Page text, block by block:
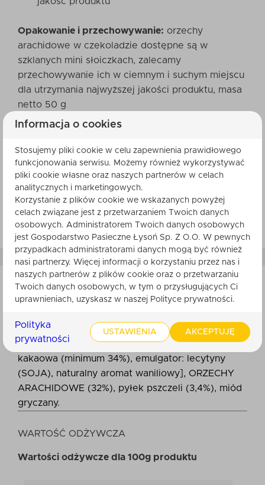
Opakowanie i przechowywanie: orzechy
arachidowe w czekoladzie dostępne są w
szklanych mini słoiczkach, zalecamy
przechowywanie ich w ciemnym i suchym miejscu
dla utrzymania najwyższej jakości produktu, masa
netto 50 g
orzechy arachidowe to doskonałe połączenie
sprawdzające się podczas pożywnego śniadania,
podawane z mlekiem lub lodami będą
wyśmienitym dodatkiem do deserów i ciast,
można łączyć je ze świeżymi owocami lub
rodzynkami.
SKŁADNIKI
czekolada mleczna (64%): [cukier, tłuszcz
kakaowy, MLEKO pełne w proszku, miazga
kakaowa (minimum 34%), emulgator: lecytyny
(SOJA), naturalny aromat waniliowy], ORZECHY
ARACHIDOWE (32%), pyłek pszczeli (3,4%), miód
gryczany.
WARTOŚĆ ODŻYWCZA
Wartości odżywcze dla 100g produktu
Informacja o cookies
Stosujemy pliki cookie w celu zapewnienia prawidłowego
funkcjonowania serwisu. Możemy również wykorzystywać
pliki cookie własne oraz naszych partnerów w celach
analitycznych i marketingowych.
Korzystanie z plików cookie we wskazanych powyżej
celach związane jest z przetwarzaniem Twoich danych
osobowych. Administratorem Twoich danych osobowych
jest Gospodarstwo Pasieczne Łysoń Sp. Z O.O. W pewnych
przypadkach administratorami danych mogą być również
nasi partnerzy. Więcej informacji o korzystaniu przez nas i
naszych partnerów z plików cookie oraz o przetwarzaniu
Twoich danych osobowych, w tym o przysługujących Ci
uprawnieniach, uzyskasz w naszej Polityce prywatności.
Polityka
prywatności
USTAWIENIA AKCEPTUJĘ